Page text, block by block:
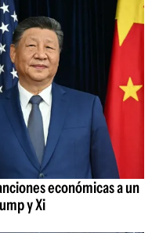
económicas a un
y Xi